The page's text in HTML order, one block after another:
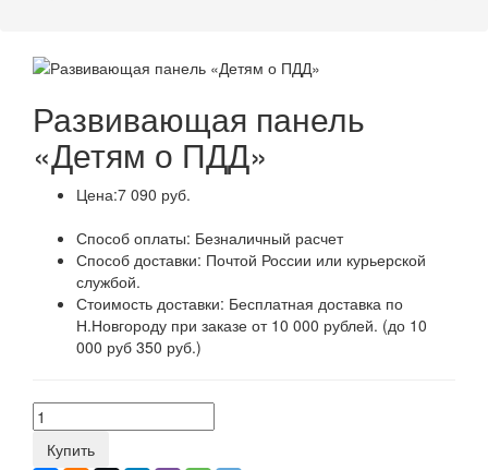
Развивающая панель
«Детям о ПДД»
Цена:7 090 руб.
Способ оплаты: Безналичный расчет
Способ доставки: Почтой России или курьерской
службой.
Стоимость доставки: Бесплатная доставка по
Н.Новгороду при заказе от 10 000 рублей. (до 10
000 руб 350 руб.)
Купить